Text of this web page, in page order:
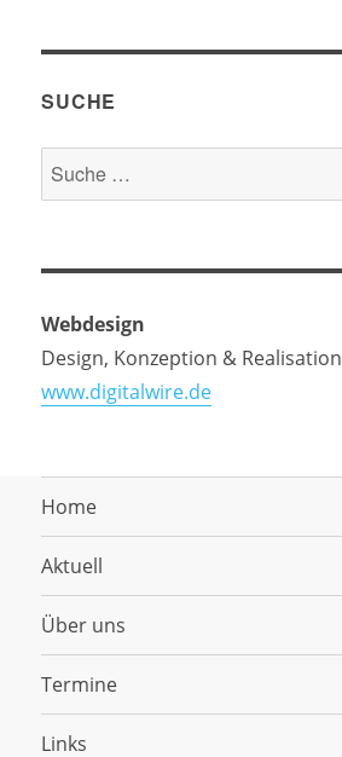
SUCHE
Suche
nach:
Webdesign
Design, Konzeption & Realisation
www.digitalwire.de
Home
Aktuell
Über uns
Termine
Links